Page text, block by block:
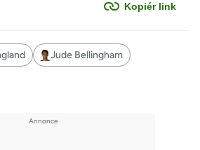
Kopiér link
Jude Bellingham